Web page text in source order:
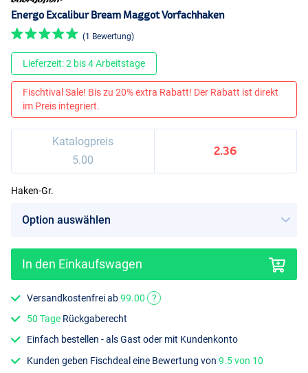
Energo Excalibur Bream Maggot Vorfachhaken
(1 Bewertung)
Lieferzeit: 2 bis 4 Arbeitstage
Fischtival Sale! Bis zu 20% extra Rabatt! Der Rabatt ist direkt
im Preis integriert.
Katalogpreis
5.00
2.36
Haken-Gr.
In den Einkaufswagen
Versandkostenfrei ab99.00
?
50 Tage Rückgaberecht
Einfach bestellen - als Gast oder mit Kundenkonto
Kunden geben Fischdeal eine Bewertung von9.5 von 10